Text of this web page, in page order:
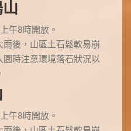
午8時開放。
雨後，山區土石鬆軟易崩
園時注意環境落石狀況以
午8時開放。